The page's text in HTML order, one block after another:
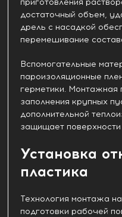
приготовления
достаточный объем,
дрель с насадкой
перемешивание
Вспомогательные
пароизоляционные
герметики. Монтажная
заполнения крупных
дополнительной
защищает поверхности
Установка
пластика
Технология монтажа
подготовки рабочей